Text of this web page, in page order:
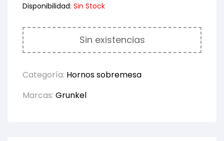
Disponibilidad: Sin Stock
Sin existencias
Categoría: Hornos sobremesa
Marcas: Grunkel